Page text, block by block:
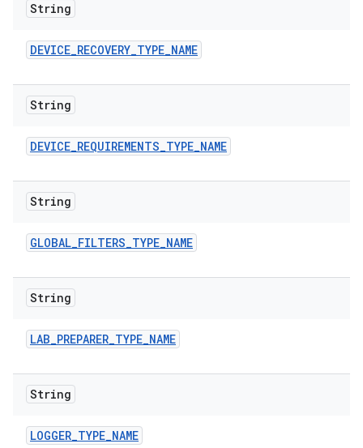
String
DEVICE_RECOVERY_TYPE_NAME
String
DEVICE_REQUIREMENTS_TYPE_NAME
String
GLOBAL_FILTERS_TYPE_NAME
String
LAB_PREPARER_TYPE_NAME
String
LOGGER_TYPE_NAME